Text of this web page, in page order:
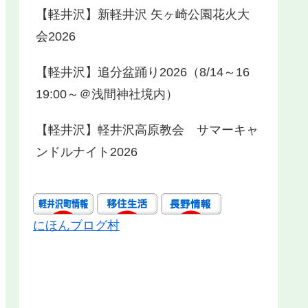
【軽井沢】新軽井沢 矢ヶ崎公園花火大
会2026
【軽井沢】追分盆踊り2026（8/14～16
19:00～＠浅間神社境内）
【軽井沢】軽井沢高原教会 サマーキャ
ンドルナイト2026
にほんブログ村